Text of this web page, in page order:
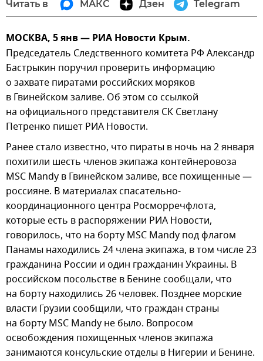
Читать в МАКС Дзен Telegram
МОСКВА, 5 янв — РИА Новости Крым.
Председатель Следственного комитета РФ Александр
Бастрыкин поручил проверить информацию
о захвате пиратами российских моряков
в Гвинейском заливе. Об этом со ссылкой
на официального представителя СК Светлану
Петренко пишет РИА Новости.
Ранее стало известно, что пираты в ночь на 2 января
похитили шесть членов экипажа контейнеровоза
MSC Mandy в Гвинейском заливе, все похищенные —
россияне. В материалах спасательно-
координационного центра Росморречфлота,
которые есть в распоряжении РИА Новости,
говорилось, что на борту MSC Mandy под флагом
Панамы находились 24 члена экипажа, в том числе 23
гражданина России и один гражданин Украины. В
российском посольстве в Бенине сообщали, что
на борту находились 26 человек. Позднее морские
власти Грузии сообщили, что граждан страны
на борту MSC Mandy не было. Вопросом
освобождения похищенных членов экипажа
занимаются консульские отделы в Нигерии и Бенине.